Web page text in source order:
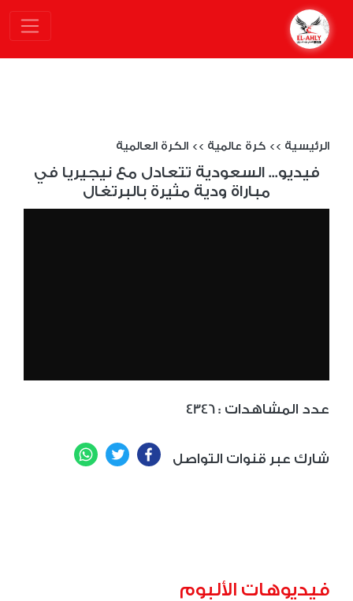
الرئيسية >> كرة عالمية >> الكرة العالمية
فيديو... السعودية تتعادل مع نيجيريا في
مباراة ودية مثيرة بالبرتغال
4346 : عدد المشاهدات
شارك عبر قنوات التواصل Facebook
Twitter
فيديوهات الألبوم